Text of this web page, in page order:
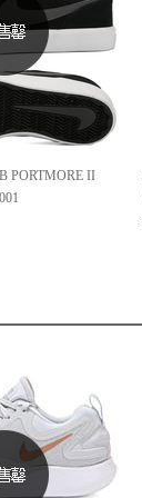
PORTMORE II